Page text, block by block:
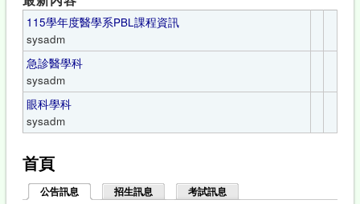
115學年度醫學系PBL課程資訊
sysadm
急診醫學科
sysadm
眼科學科
sysadm
首頁
公告訊息 (作用中頁籤)招生訊息 考試訊息